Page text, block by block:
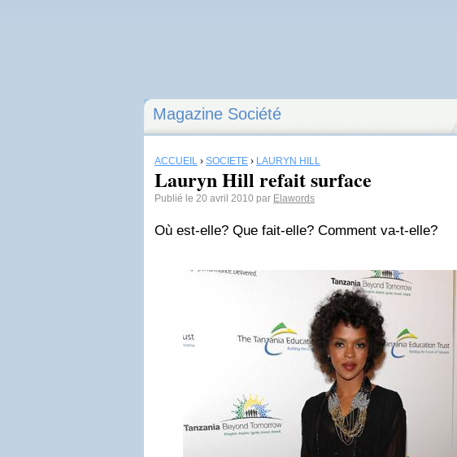
Magazine Société
ACCUEIL › SOCIÉTÉ › LAURYN HILL
Lauryn Hill refait surface
Publié le 20 avril 2010 par Elawords
Où est-elle? Que fait-elle? Comment va-t-elle?